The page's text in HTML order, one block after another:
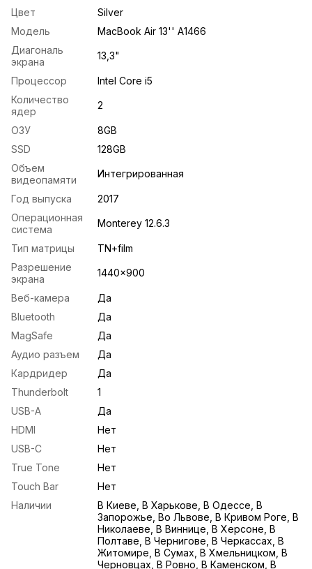
Цвет
Silver
Модель
MacBook Air 13'' A1466
Диагональ
экрана
13,3"
Процессор
Intel Core i5
Количество
ядер
2
ОЗУ
8GB
SSD
128GB
Объем
видеопамяти
Интегрированная
Год выпуска
2017
Операционная
система
Monterey 12.6.3
Тип матрицы
TN+film
Разрешение
экрана
1440x900
Веб-камера
Да
Bluetooth
Да
MagSafe
Да
Аудио разъем
Да
Кардридер
Да
Thunderbolt
1
USB-A
Да
HDMI
Нет
USB-С
Нет
True Tone
Нет
Touch Bar
Нет
Наличии
В Киеве, В Харькове, В Одессе, В
Запорожье, Во Львове, В Кривом Роге, В
Николаеве, В Виннице, В Херсоне, В
Полтаве, В Чернигове, В Черкассах, В
Житомире, В Сумах, В Хмельницком, В
Черновцах, В Ровно, В Каменском, В